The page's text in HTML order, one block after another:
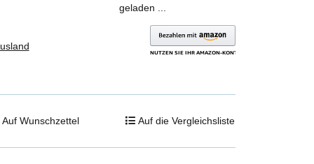
geladen ...
Auf Wunschzettel Auf die Vergleichsliste